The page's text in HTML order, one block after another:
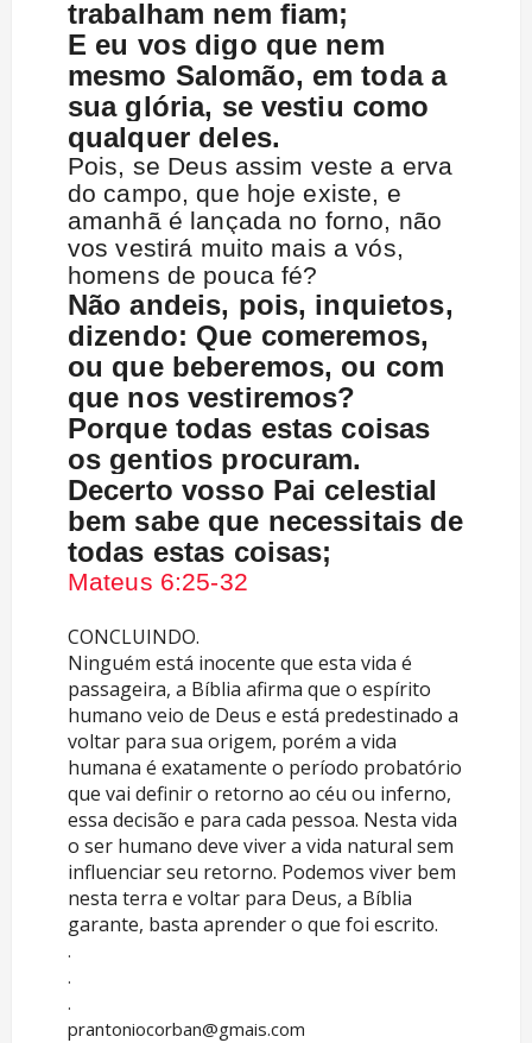
trabalham nem fiam;
E eu vos digo que nem
mesmo Salomão, em toda a
sua glória, se vestiu como
qualquer deles.
Pois, se Deus assim veste a erva
do campo, que hoje existe, e
amanhã é lançada no forno, não
vos vestirá muito mais a vós,
homens de pouca fé?
Não andeis, pois, inquietos,
dizendo: Que comeremos,
ou que beberemos, ou com
que nos vestiremos?
Porque todas estas coisas
os gentios procuram.
Decerto vosso Pai celestial
bem sabe que necessitais de
todas estas coisas;
Mateus 6:25-32
CONCLUINDO.
Ninguém está inocente que esta vida é
passageira, a Bíblia afirma que o espírito
humano veio de Deus e está predestinado a
voltar para sua origem, porém a vida
humana é exatamente o período probatório
que vai definir o retorno ao céu ou inferno,
essa decisão e para cada pessoa. Nesta vida
o ser humano deve viver a vida natural sem
influenciar seu retorno. Podemos viver bem
nesta terra e voltar para Deus, a Bíblia
garante, basta aprender o que foi escrito.
.
.
.
prantoniocorban@gmais.com